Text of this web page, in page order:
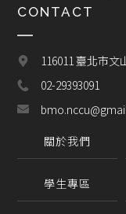
CONTACT
116011 臺北市
02-29393091
關於我們
學生專區